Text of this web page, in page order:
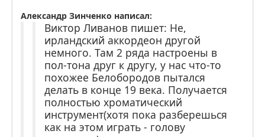
Александр Зинченко написал:
Виктор Ливанов пишет: Не,
ирландский аккордеон другой
немного. Там 2 ряда настроены в
пол-тона друг к другу, у нас что-то
похожее Белобородов пытался
делать в конце 19 века. Получается
полностью хроматический
инструмент(хотя пока разберешься
как на этом играть - голову